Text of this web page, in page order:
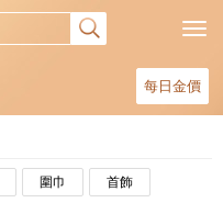
每日金價
圍巾 首飾